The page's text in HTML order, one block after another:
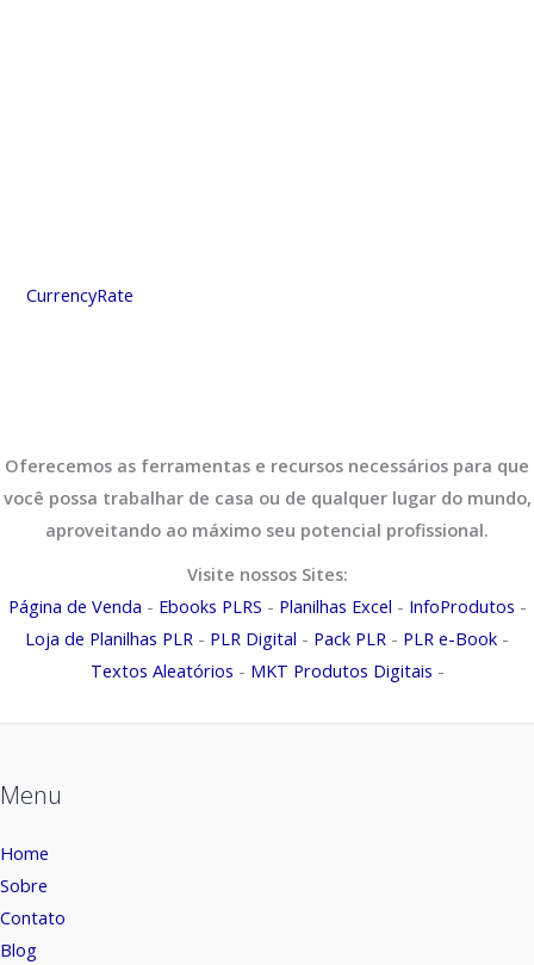
CurrencyRate
Oferecemos as ferramentas e recursos necessários para que
você possa trabalhar de casa ou de qualquer lugar do mundo,
aproveitando ao máximo seu potencial profissional.
Visite nossos Sites:
Página de Venda - Ebooks PLRS - Planilhas Excel - InfoProdutos -
Loja de Planilhas PLR - PLR Digital - Pack PLR - PLR e-Book -
Textos Aleatórios - MKT Produtos Digitais -
Menu
Home
Sobre
Contato
Blog